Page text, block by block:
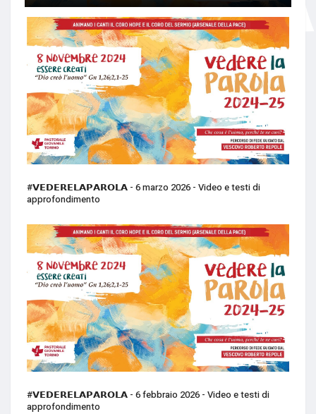
#𝗩𝗘𝗗𝗘𝗥𝗘𝗟𝗔𝗣𝗔𝗥𝗢𝗟𝗔 - 6 marzo 2026 - Video e testi di
approfondimento
#𝗩𝗘𝗗𝗘𝗥𝗘𝗟𝗔𝗣𝗔𝗥𝗢𝗟𝗔 - 6 febbraio 2026 - Video e testi di
approfondimento